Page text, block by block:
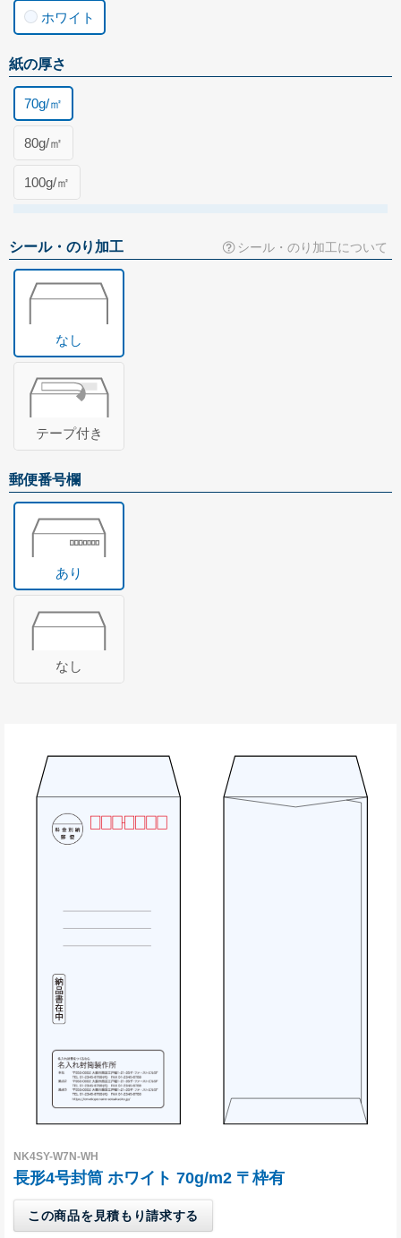
テンプレートダウンロード
Word・Excel入稿ガイド
封筒について
印刷方法について
印刷色について
口糊加工について
サイズについて
透けない封筒について
マチつき封筒について
無料サンプル請求について
長形3号封筒の特徴
角形2号封筒の特徴
ご注文について
ご注文の流れ
お支払い方法について
名入れタオル製作所
印鑑・ゴム印製作所
お名前シール製作所
ホワイト
紙の厚さ
70g/㎡
80g/㎡
100g/㎡
シール・のり加工 シール・のり加工について
なし
テープ付き
郵便番号欄
あり
なし
NK4SY-W7N-WH
長形4号封筒 ホワイト 70g/m2 〒枠有
この商品を見積もり請求する